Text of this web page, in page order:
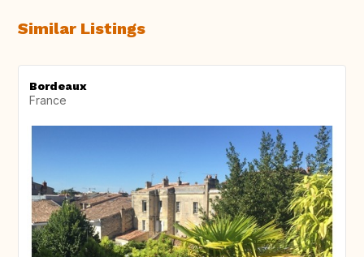
Similar Listings
Bordeaux
France